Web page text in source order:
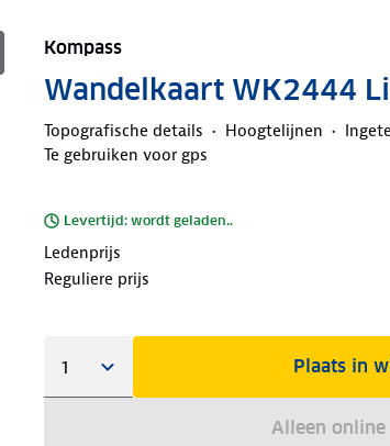
Kompass
Wandelkaart WK2444
Topografische details Hoogtelijnen
Te gebruiken voor gps
Levertijd: wordt geladen..
Ledenprijs
Reguliere prijs
Plaats in
Alleen online